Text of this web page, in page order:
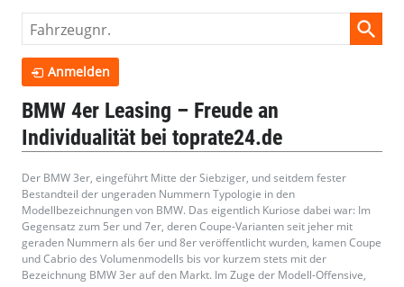
BMW 4er Leasing – Freude an
Individualität bei toprate24.de
Der BMW 3er, eingeführt Mitte der Siebziger, und seitdem fester
Bestandteil der ungeraden Nummern Typologie in den
Modellbezeichnungen von BMW. Das eigentlich Kuriose dabei war: Im
Gegensatz zum 5er und 7er, deren Coupe-Varianten seit jeher mit
geraden Nummern als 6er und 8er veröffentlicht wurden, kamen Coupe
und Cabrio des Volumenmodells bis vor kurzem stets mit der
Bezeichnung BMW 3er auf den Markt. Im Zuge der Modell-Offensive,
Fahrzeugnr.
Anmelden